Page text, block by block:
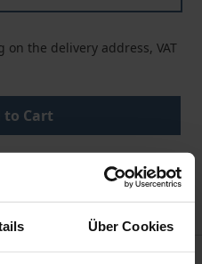
Über Cookies
on the delivery address, VAT
to Cart